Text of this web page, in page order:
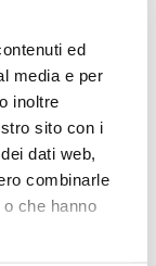
ed
media e per
inoltre
sito con i
dati web,
combinarle
che hanno
molto veloce
light
fino a cm 50,